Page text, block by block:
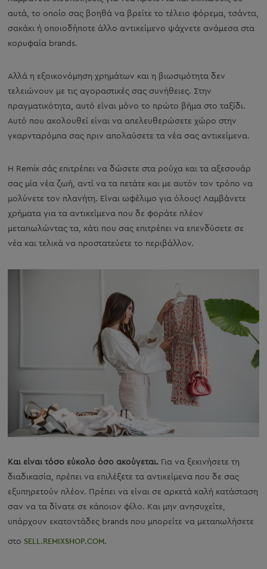
αυτά, το οποίο σας βοηθά να βρείτε το τέλειο φόρεμα, τσάντα,
σακάκι ή οποιοδήποτε άλλο αντικείμενο ψάχνετε ανάμεσα στα
κορυφαία brands.
Αλλά η εξοικονόμηση χρημάτων και η βιωσιμότητα δεν
τελειώνουν με τις αγοραστικές σας συνήθειες. Στην
πραγματικότητα, αυτό είναι μόνο το πρώτο βήμα στο ταξίδι.
Αυτό που ακολουθεί είναι να απελευθερώσετε χώρο στην
γκαρνταρόμπα σας πριν απολαύσετε τα νέα σας αντικείμενα.
Η Remix σάς επιτρέπει να δώσετε στα ρούχα και τα αξεσουάρ
σας μία νέα ζωή, αντί να τα πετάτε και με αυτόν τον τρόπο να
μολύνετε τον πλανήτη. Είναι ωφέλιμο για όλους! Λαμβάνετε
χρήματα για τα αντικείμενα που δε φοράτε πλέον
μεταπωλώντας τα, κάτι που σας επιτρέπει να επενδύσετε σε
νέα και τελικά να προστατεύετε το περιβάλλον.
Και είναι τόσο εύκολο όσο ακούγεται. Για να ξεκινήσετε τη
διαδικασία, πρέπει να επιλέξετε τα αντικείμενα που δε σας
εξυπηρετούν πλέον. Πρέπει να είναι σε αρκετά καλή κατάσταση
σαν να τα δίνατε σε κάποιον φίλο. Και μην ανησυχείτε,
υπάρχουν εκατοντάδες brands που μπορείτε να μεταπωλήσετε
στοSELL.REMIXSHOP.COM.